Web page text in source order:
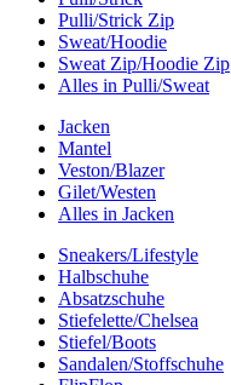
Pulli/Strick Zip
Sweat/Hoodie
Sweat Zip/Hoodie Zip
Alles in Pulli/Sweat
Jacken
Mantel
Veston/Blazer
Gilet/Westen
Alles in Jacken
Sneakers/Lifestyle
Halbschuhe
Absatzschuhe
Stiefelette/Chelsea
Stiefel/Boots
Sandalen/Stoffschuhe